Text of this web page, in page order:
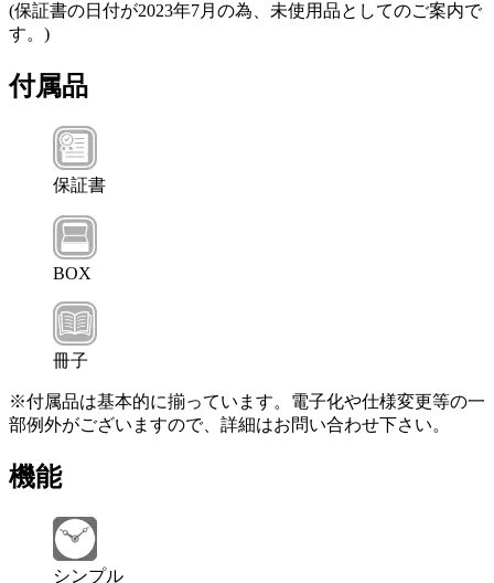
(保証書の日付が2023年7月の為、未使用品としてのご案内で
す。)
付属品
保証書
BOX
冊子
※付属品は基本的に揃っています。電子化や仕様変更等の一
部例外がございますので、詳細はお問い合わせ下さい。
機能
シンプル